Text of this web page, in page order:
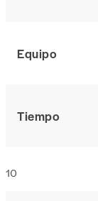
Equipo
Tiempo
10